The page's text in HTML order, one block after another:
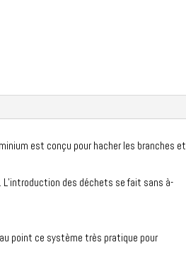
est conçu pour hacher les branches et
des déchets se fait sans à-
point ce système très pratique pour